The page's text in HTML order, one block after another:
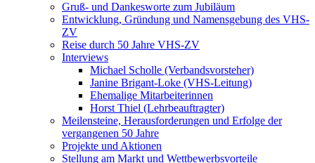
Gruß- und Dankesworte zum Jubiläum
Entwicklung, Gründung und Namensgebung des VHS-
ZV
Reise durch 50 Jahre VHS-ZV
Interviews
Michael Scholle (Verbandsvorsteher)
Janine Brigant-Loke (VHS-Leitung)
Ehemalige Mitarbeiterinnen
Horst Thiel (Lehrbeauftragter)
Meilensteine, Herausforderungen und Erfolge der
vergangenen 50 Jahre
Projekte und Aktionen
Stellung am Markt und Wettbewerbsvorteile